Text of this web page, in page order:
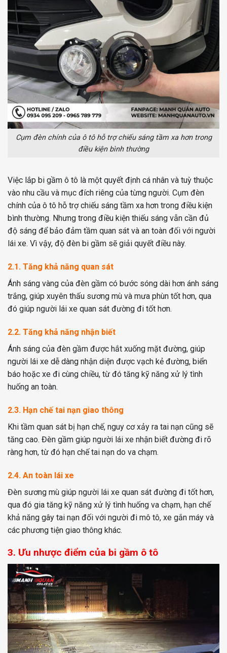
Cụm đèn chính của ô tô hỗ trợ chiếu sáng tầm xa hơn trong
điều kiện bình thường
Việc lắp bi gầm ô tô là một quyết định cá nhân và tuỳ thuộc
vào nhu cầu và mục đích riêng của từng người. Cụm đèn
chính của ô tô hỗ trợ chiếu sáng tầm xa hơn trong điều kiện
bình thường. Nhưng trong điều kiện thiếu sáng vẫn cần đủ
độ sáng để bảo đảm tầm quan sát và an toàn đối với người
lái xe. Vì vậy, độ đèn bi gầm sẽ giải quyết điều này.
2.1. Tăng khả năng quan sát
Ánh sáng vàng của đèn gầm có bước sóng dài hơn ánh sáng
trắng, giúp xuyên thấu sương mù và mưa phùn tốt hơn, qua
đó giúp người lái xe quan sát đường đi tốt hơn.
2.2. Tăng khả năng nhận biết
Ánh sáng của đèn gầm được hắt xuống mặt đường, giúp
người lái xe dễ dàng nhận diện được vạch kẻ đường, biển
báo hoặc xe đi cùng chiều, từ đó tăng kỹ năng xử lý tình
huống an toàn.
2.3. Hạn chế tai nạn giao thông
Khi tầm quan sát bị hạn chế, nguy cơ xảy ra tai nạn cũng sẽ
tăng cao. Đèn gầm giúp người lái xe nhận biết đường đi rõ
ràng hơn, từ đó hạn chế tai nạn do va chạm.
2.4. An toàn lái xe
Đèn sương mù giúp người lái xe quan sát đường đi tốt hơn,
qua đó gia tăng kỹ năng xử lý tình huống va chạm, hạn chế
khả năng gây tai nạn đối với người đi mô tô, xe gắn máy và
các phương tiện giao thông khác.
3. Ưu nhược điểm của bi gầm ô tô